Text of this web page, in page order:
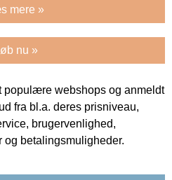
mere »
nu »
populære webshops og anmeldt
fra bl.a. deres prisniveau,
brugervenlighed,
og betalingsmuligheder.